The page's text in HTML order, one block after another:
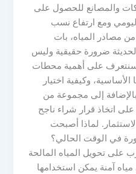
والمصانع للحصول على
ومع ارتفاع نسب
مصادر المياه، بات
ضرورة حقيقية وليس
سنتعرف على أهمية محطات
الأساسية، وكيفية اختيار
إلى مجموعة من
اتخاذ قرار شراء ناجح
لماذا أصبحت
في الوقت الحالي؟
على تحويل المياه المالحة
آمنة يمكن استخدامها